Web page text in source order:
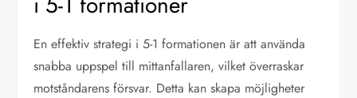
En effektiv strategi i 5-1 formationen är att använda
snabba uppspel till mittanfallaren, vilket överraskar
motståndarens försvar. Detta kan skapa möjligheter